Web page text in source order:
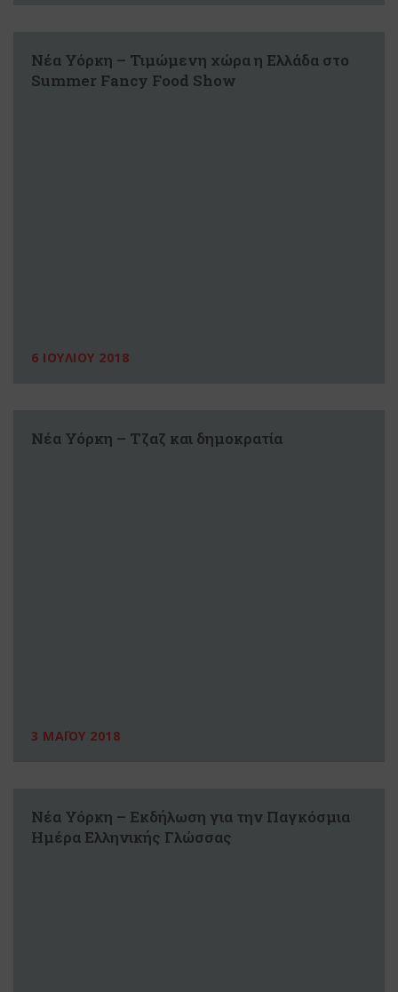
Νέα Υόρκη – Τιμώμενη χώρα η Ελλάδα στο
Summer Fancy Food Show
6 ΙΟΥΛΙΟΥ 2018
Νέα Υόρκη – Τζαζ και δημοκρατία
3 ΜΑΪΟΥ 2018
Νέα Υόρκη – Εκδήλωση για την Παγκόσμια
Ημέρα Ελληνικής Γλώσσας